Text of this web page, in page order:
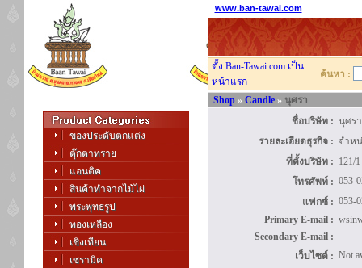
ของประดับตกแต่ง
ตุ๊กตาทราย
แอนติค
สินค้าทำจากไม้ไผ่
พระพุทธรูป
ทองเหลือง
เชิงเทียน
เซรามิค
www.ban-tawai.com
ตั้ง Ban-Tawai.com เป็น
หน้าแรก
ค้นหา :
Shop » Candle» นุศรา
ชื่อบริษัท : นุศร
รายละเอียดธุรกิจ : จำห
ที่ตั้งบริษัท : 121/
โทรศัพท์ : 053-
แฟกซ์ : 053-
Primary E-mail :
Secondary E-mail :
เว็บไซต์ : Not